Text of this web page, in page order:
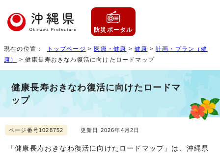
防災ポータル
現在の位置： トップページ > 医療・健康 >健康 >計画・プラン（健
康）
> 健康長寿おきなわ復活に向けたロードマップ
健康長寿おきなわ復活に向けたロードマ
ップ
ページ番号1028752 更新日 2026年4月2日
「健康長寿おきなわ復活に向けたロードマップ」は、沖縄県